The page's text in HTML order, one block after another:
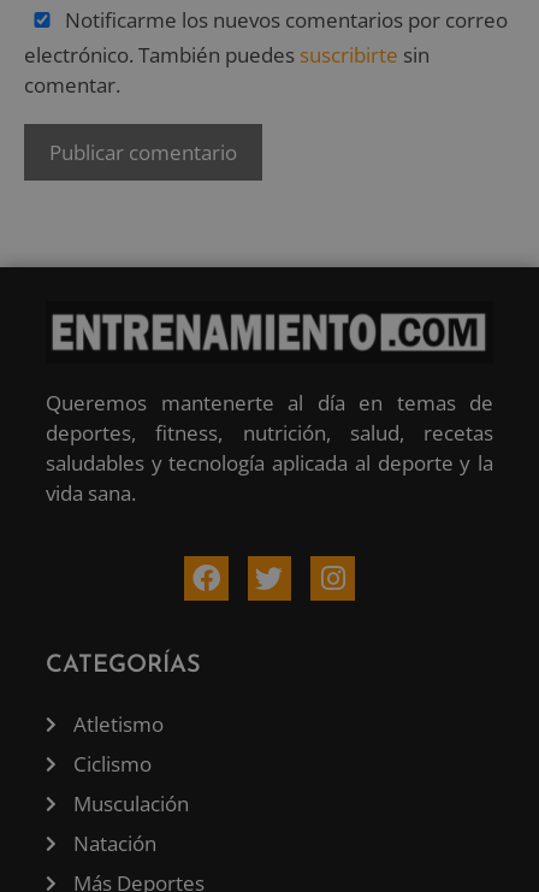
Notificarme los nuevos comentarios por correo
electrónico. También puedes suscribirte sin
comentar.
Queremos mantenerte al día en temas de
deportes, fitness, nutrición, salud, recetas
saludables y tecnología aplicada al deporte y la
vida sana.
CATEGORÍAS
Atletismo
Ciclismo
Musculación
Natación
Más Deportes